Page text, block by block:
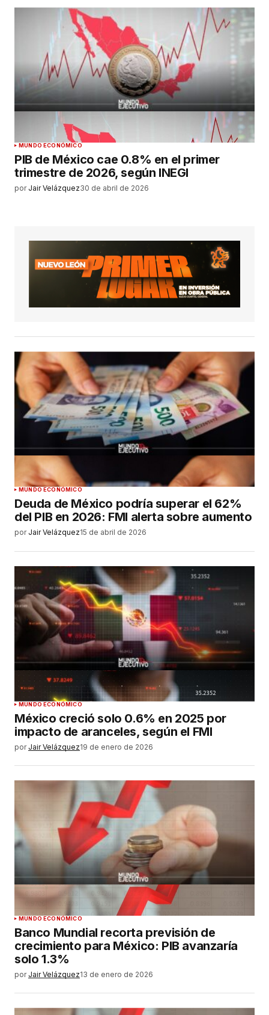
MUNDO ECONÓMICO
PIB de México cae 0.8% en el primer
trimestre de 2026, según INEGI
por Jair Velázquez30 de abril de 2026
MUNDO ECONÓMICO
Deuda de México podría superar el 62%
del PIB en 2026: FMI alerta sobre aumento
por Jair Velázquez15 de abril de 2026
MUNDO ECONÓMICO
México creció solo 0.6% en 2025 por
impacto de aranceles, según el FMI
por Jair Velázquez19 de enero de 2026
MUNDO ECONÓMICO
Banco Mundial recorta previsión de
crecimiento para México: PIB avanzaría
solo 1.3%
por Jair Velázquez13 de enero de 2026